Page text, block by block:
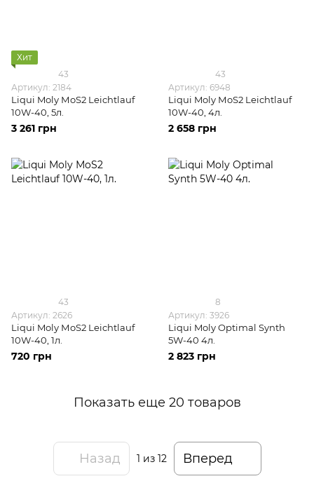
Хит
43
Артикул: 2184
Liqui Moly МoS2 Leichtlauf
10W-40, 5л.
3 261 грн
43
Артикул: 6948
Liqui Moly МoS2 Leichtlauf
10W-40, 4л.
2 658 грн
43
Артикул: 2626
Liqui Moly МoS2 Leichtlauf
10W-40, 1л.
720 грн
8
Артикул: 3926
Liqui Moly Optimal Synth
5W-40 4л.
2 823 грн
Показать еще 20 товаров
Назад 1 из 12 Вперед